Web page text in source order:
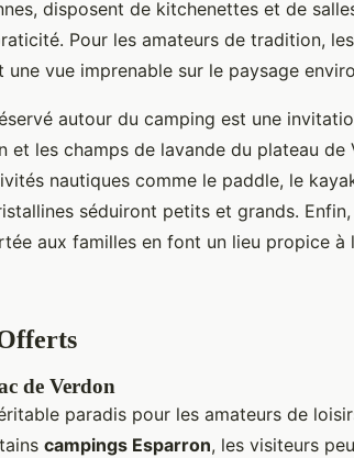
disposent de kitchenettes et de
Pour les amateurs de tradition,
vue imprenable sur le paysage
autour du camping est une
et les champs de lavande du plateau de
nautiques comme le paddle, le
séduiront petits et grands. Enfin,
aux familles en font un lieu propice à
de Verdon
paradis pour les amateurs de
campings Esparron, les visiteurs